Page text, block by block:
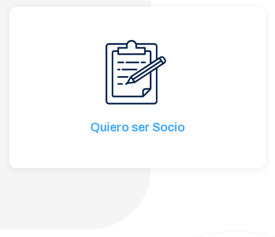
Quiero ser Socio